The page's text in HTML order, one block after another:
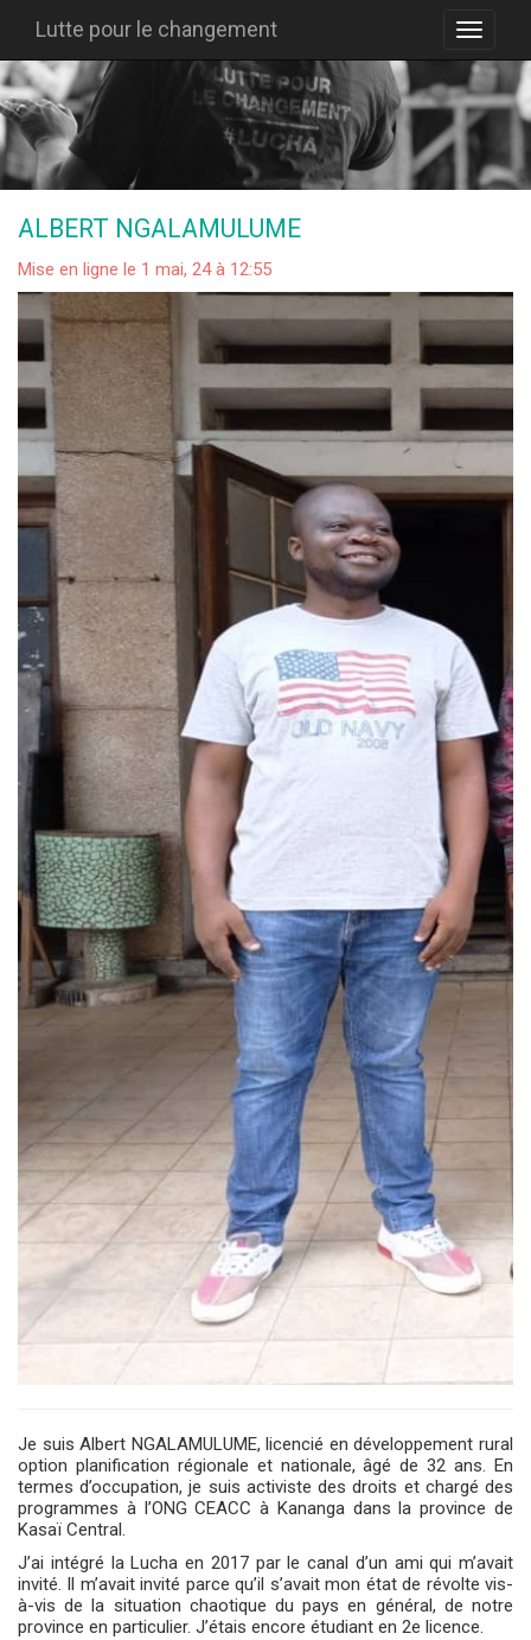
Lutte pour le changement
ALBERT NGALAMULUME
Mise en ligne le 1 mai, 24 à 12:55
Je suis Albert NGALAMULUME, licencié en développement rural
option planification régionale et nationale, âgé de 32 ans. En
termes d’occupation, je suis activiste des droits et chargé des
programmes à l’ONG CEACC à Kananga dans la province de
Kasaï Central.
J’ai intégré la Lucha en 2017 par le canal d’un ami qui m’avait
invité. Il m’avait invité parce qu’il s’avait mon état de révolte vis-
à-vis de la situation chaotique du pays en général, de notre
province en particulier. J’étais encore étudiant en 2e licence.